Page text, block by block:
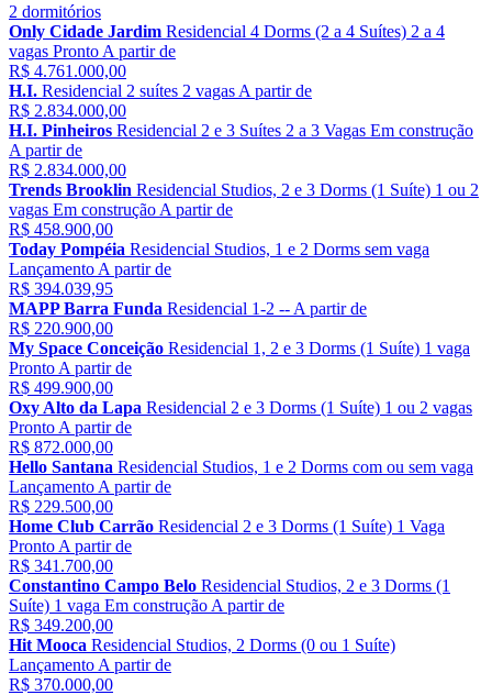
2 dormitórios
Only Cidade Jardim Residencial 4 Dorms (2 a 4 Suítes) 2 a 4
vagas Pronto A partir de
R$ 4.761.000,00
H.I. Residencial 2 suítes 2 vagas A partir de
R$ 2.834.000,00
H.I. Pinheiros Residencial 2 e 3 Suítes 2 a 3 Vagas Em construção
A partir de
R$ 2.834.000,00
Trends Brooklin Residencial Studios, 2 e 3 Dorms (1 Suíte) 1 ou 2
vagas Em construção A partir de
R$ 458.900,00
Today Pompéia Residencial Studios, 1 e 2 Dorms sem vaga
Lançamento A partir de
R$ 394.039,95
MAPP Barra Funda Residencial 1-2 -- A partir de
R$ 220.900,00
My Space Conceição Residencial 1, 2 e 3 Dorms (1 Suíte) 1 vaga
Pronto A partir de
R$ 499.900,00
Oxy Alto da Lapa Residencial 2 e 3 Dorms (1 Suíte) 1 ou 2 vagas
Pronto A partir de
R$ 872.000,00
Hello Santana Residencial Studios, 1 e 2 Dorms com ou sem vaga
Lançamento A partir de
R$ 229.500,00
Home Club Carrão Residencial 2 e 3 Dorms (1 Suíte) 1 Vaga
Pronto A partir de
R$ 341.700,00
Constantino Campo Belo Residencial Studios, 2 e 3 Dorms (1
Suíte) 1 vaga Em construção A partir de
R$ 349.200,00
Hit Mooca Residencial Studios, 2 Dorms (0 ou 1 Suíte)
Lançamento A partir de
R$ 370.000,00